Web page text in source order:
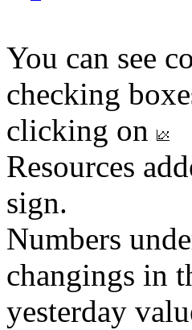
You can see
checking
clicking on
Resources
sign.
Numbers
changings in
yesterday